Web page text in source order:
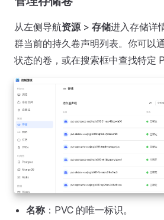
从左侧导航资源> 存储进入存储详
群当前的持久卷声明列表。你可以
状态的卷，或在搜索框中查找特定
名称 ：PVC 的唯一标识。